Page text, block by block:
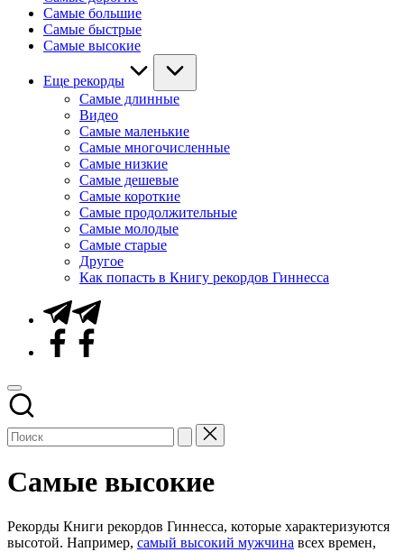
Самые большие
Самые быстрые
Самые высокие
Еще рекорды
Самые длинные
Видео
Самые маленькие
Самые многочисленные
Самые низкие
Самые дешевые
Самые короткие
Самые продолжительные
Самые молодые
Самые старые
Другое
Как попасть в Книгу рекордов Гиннесса
Telegram
Facebook
Самые высокие
Рекорды Книги рекордов Гиннесса, которые характеризуются
высотой. Например, самый высокий мужчина всех времен,